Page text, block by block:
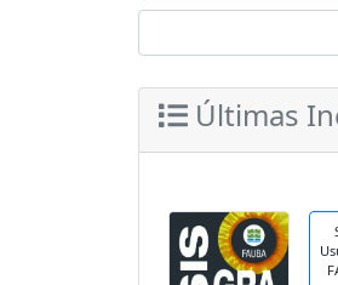
Últimas